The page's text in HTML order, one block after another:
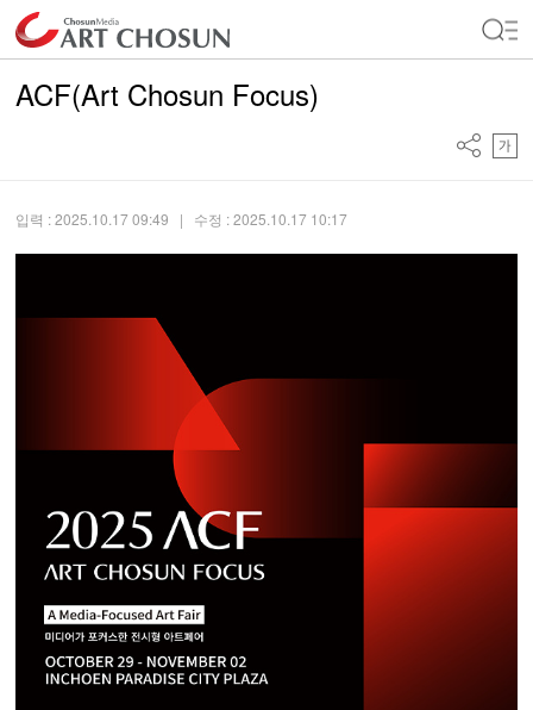
ACF(Art Chosun Focus)
입력 : 2025.10.17 09:49 | 수정 : 2025.10.17 10:17